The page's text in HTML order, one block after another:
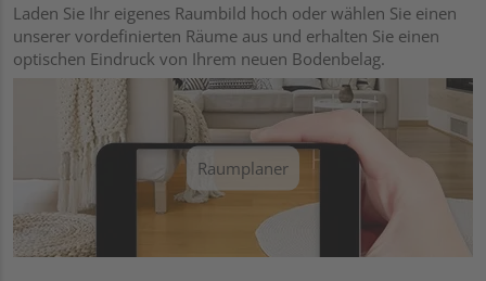
Laden Sie Ihr eigenes Raumbild hoch oder wählen Sie einen
unserer vordefinierten Räume aus und erhalten Sie einen
optischen Eindruck von Ihrem neuen Bodenbelag.
Raumplaner